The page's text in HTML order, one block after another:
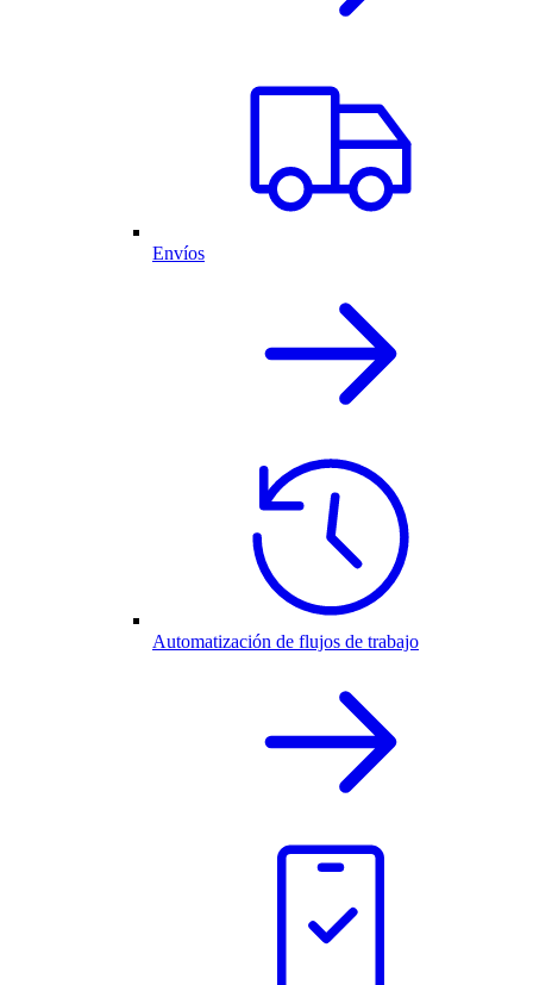
Envíos
Automatización de flujos de trabajo